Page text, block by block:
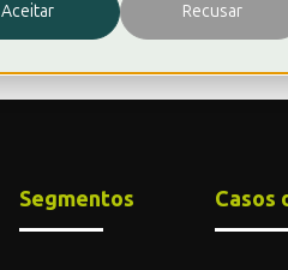
Aceitar Recusar
Segmentos Casos